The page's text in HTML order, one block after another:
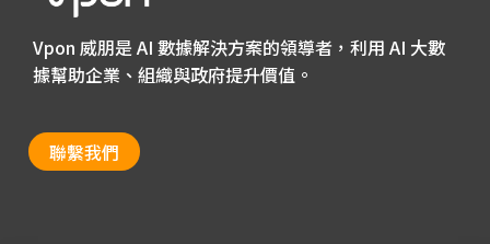
Vpon 威朋是 AI 數據解決方案的領導者，利用 AI 大數
據幫助企業、組織與政府提升價值。
聯繫我們